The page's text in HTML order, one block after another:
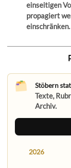
einseitigen
propagiert
einschränken.
Stöbern
Texte,
Archiv.
2026